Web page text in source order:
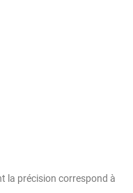
la précision correspond à